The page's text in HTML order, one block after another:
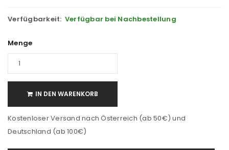
Verfügbarkeit: Verfügbar bei Nachbestellung
Menge
IN DEN WARENKORB
Kostenloser Versand nach Österreich (ab 50€) und
Deutschland (ab 100€)